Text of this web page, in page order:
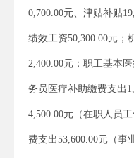
0,700.00元、津贴补贴
绩效工资50,300.00元；
2,400.00元；职工基本
务员医疗补助缴费支出
4,500.00元（在职人员
费支出53,600.00元（事